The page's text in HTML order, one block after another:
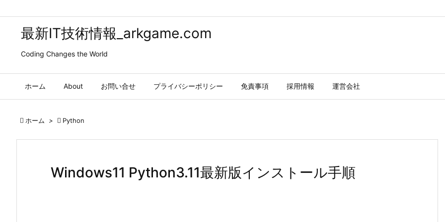
最新IT技術情報_arkgame.com
Coding Changes the World
ホーム About お問い合せ プライバシーポリシー 免責事項 採用情報 運営会社
 ホーム >  Python
Windows11 Python3.11最新版インストール手順